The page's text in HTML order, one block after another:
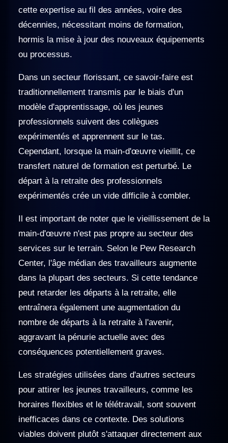
cette expertise au fil des années, voire des
décennies, nécessitant moins de formation,
hormis la mise à jour des nouveaux équipements
ou processus.
Dans un secteur florissant, ce savoir-faire est
traditionnellement transmis par le biais d'un
modèle d'apprentissage, où les jeunes
professionnels suivent des collègues
expérimentés et apprennent sur le tas.
Cependant, lorsque la main-d'œuvre vieillit, ce
transfert naturel de formation est perturbé. Le
départ à la retraite des professionnels
expérimentés crée un vide difficile à combler.
Il est important de noter que le vieillissement de la
main-d'œuvre n'est pas propre au secteur des
services sur le terrain. Selon le Pew Research
Center, l'âge médian des travailleurs augmente
dans la plupart des secteurs. Si cette tendance
peut retarder les départs à la retraite, elle
entraînera également une augmentation du
nombre de départs à la retraite à l'avenir,
aggravant la pénurie actuelle avec des
conséquences potentiellement graves.
Les stratégies utilisées dans d'autres secteurs
pour attirer les jeunes travailleurs, comme les
horaires flexibles et le télétravail, sont souvent
inefficaces dans ce contexte. Des solutions
viables doivent plutôt s'attaquer directement aux